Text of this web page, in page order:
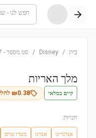
חפש לגו -
בית /
Disney
/ סט מספר -
מלך האריות
קיים במלאי ₪0.38
חנויות:
אנדנדינו אמיגו מטרו טויס